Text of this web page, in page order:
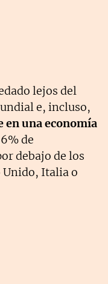
lejos del
e, incluso,
en una economía
de
debajo de los
Unido, Italia o